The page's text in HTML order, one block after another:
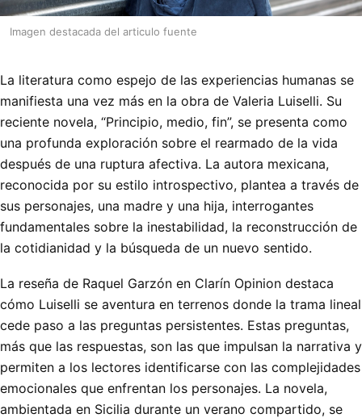
Imagen destacada del articulo fuente
La literatura como espejo de las experiencias humanas se
manifiesta una vez más en la obra de Valeria Luiselli. Su
reciente novela, “Principio, medio, fin”, se presenta como
una profunda exploración sobre el rearmado de la vida
después de una ruptura afectiva. La autora mexicana,
reconocida por su estilo introspectivo, plantea a través de
sus personajes, una madre y una hija, interrogantes
fundamentales sobre la inestabilidad, la reconstrucción de
la cotidianidad y la búsqueda de un nuevo sentido.
La reseña de Raquel Garzón en Clarín Opinion destaca
cómo Luiselli se aventura en terrenos donde la trama lineal
cede paso a las preguntas persistentes. Estas preguntas,
más que las respuestas, son las que impulsan la narrativa y
permiten a los lectores identificarse con las complejidades
emocionales que enfrentan los personajes. La novela,
ambientada en Sicilia durante un verano compartido, se